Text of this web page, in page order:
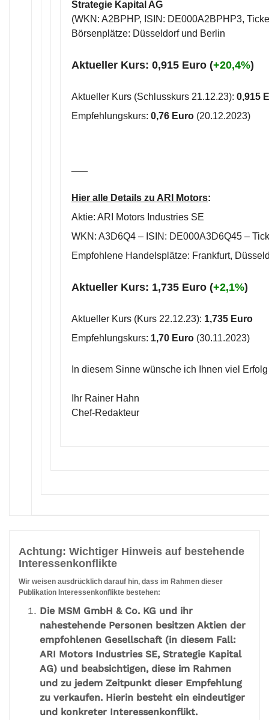
Strategie Kapital AG
(WKN: A2BPHP, ISIN: DE000A2BPHP3,
Börsenplätze: Düsseldorf und Berlin
Aktueller Kurs: 0,915 Euro (+20,4%)
Aktueller Kurs (Schlusskurs 21.12.23): 0,915
Empfehlungskurs: 0,76 Euro (20.12.2023)
Hier alle Details zu ARI Motors:
Aktie: ARI Motors Industries SE
WKN: A3D6Q4 – ISIN: DE000A3D6Q45 –
Empfohlene Handelsplätze: Frankfurt,
Aktueller Kurs: 1,735 Euro (+2,1%)
Aktueller Kurs (Kurs 22.12.23): 1,735 Euro
Empfehlungskurs: 1,70 Euro (30.11.2023)
In diesem Sinne wünsche ich Ihnen viel
Ihr Rainer Hahn
Chef-Redakteur
Achtung: Wichtiger Hinweis auf bestehende
Interessenkonflikte
Wir weisen ausdrücklich darauf hin, dass im Rahmen dieser
Publikation Interessenkonflikte bestehen:
Die MSM GmbH & Co. KG und ihr
nahestehende Personen besitzen Aktien der
empfohlenen Gesellschaft (in diesem Fall:
ARI Motors Industries SE, Strategie Kapital
AG) und beabsichtigen, diese im Rahmen
und zu jedem Zeitpunkt dieser Empfehlung
zu verkaufen. Hierin besteht ein eindeutiger
und konkreter Interessenkonflikt.